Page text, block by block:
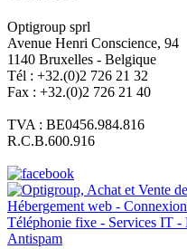
Optigroup sprl
Avenue Henri Conscience, 94
1140 Bruxelles - Belgique
Tél : +32.(0)2 726 21 32
Fax : +32.(0)2 726 21 40
TVA : BE0456.984.816
R.C.B.600.916